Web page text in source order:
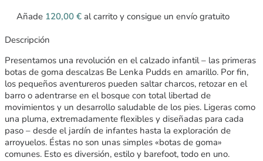
Añade 120,00 € al carrito y consigue un envío gratuito
Descripción
Presentamos una revolución en el calzado infantil – las primeras
botas de goma descalzas Be Lenka Pudds en amarillo. Por fin,
los pequeños aventureros pueden saltar charcos, retozar en el
barro o adentrarse en el bosque con total libertad de
movimientos y un desarrollo saludable de los pies. Ligeras como
una pluma, extremadamente flexibles y diseñadas para cada
paso – desde el jardín de infantes hasta la exploración de
arroyuelos. Éstas no son unas simples «botas de goma»
comunes. Esto es diversión, estilo y barefoot, todo en uno.